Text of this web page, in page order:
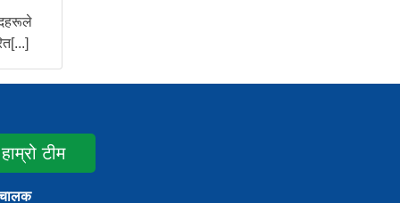
हाम्रो टीम